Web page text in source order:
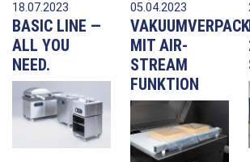
18.07.2023
BASIC LINE —
ALL YOU
NEED.
05.04.2023
MIT AIR-
STREAM
FUNKTION